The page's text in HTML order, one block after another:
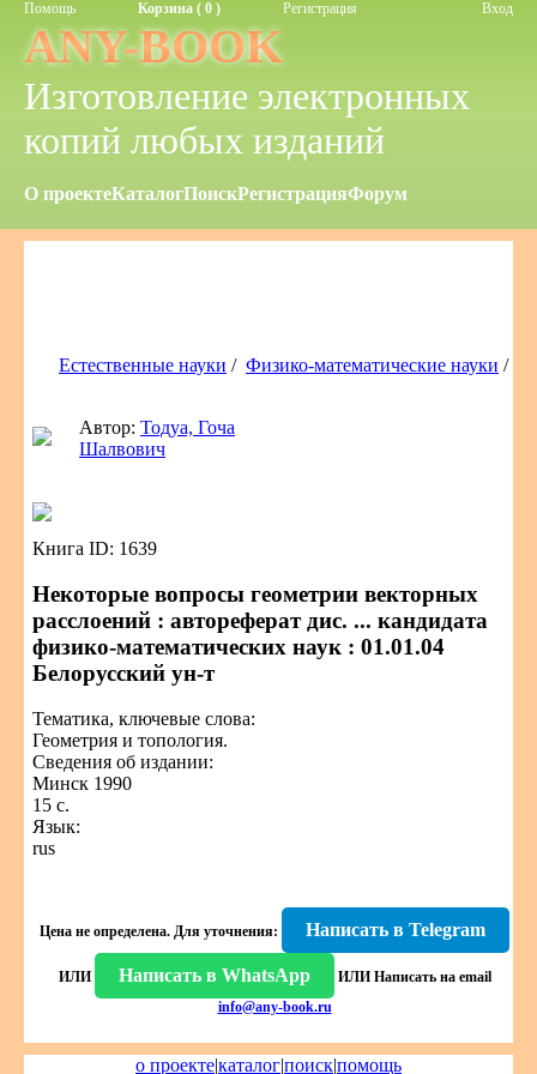
Помощь Корзина ( 0 ) Регистрация Вход
ANY-BOOK
Изготовление электронных
копий любых изданий
О проектеКаталогПоискРегистрацияФорум
Естественные науки / Физико-математические науки /
Автор:Тодуа, Гоча
Шалвович
Книга ID: 1639
Некоторые вопросы геометрии векторных
расслоений : автореферат дис. ... кандидата
физико-математических наук : 01.01.04
Белорусский ун-т
Тематика, ключевые слова:
Геометрия и топология.
Сведения об издании:
Минск 1990
15 с.
Язык:
rus
Цена не определена. Для уточнения: Написать в Telegram
ИЛИ Написать в WhatsApp ИЛИ Написать на email
info@any-book.ru
о проекте|каталог|поиск|помощь